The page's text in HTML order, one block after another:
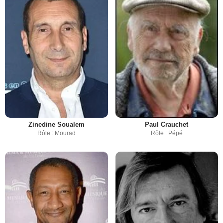
Zinedine Soualem
Rôle : Mourad
Paul Crauchet
Rôle : Pépé